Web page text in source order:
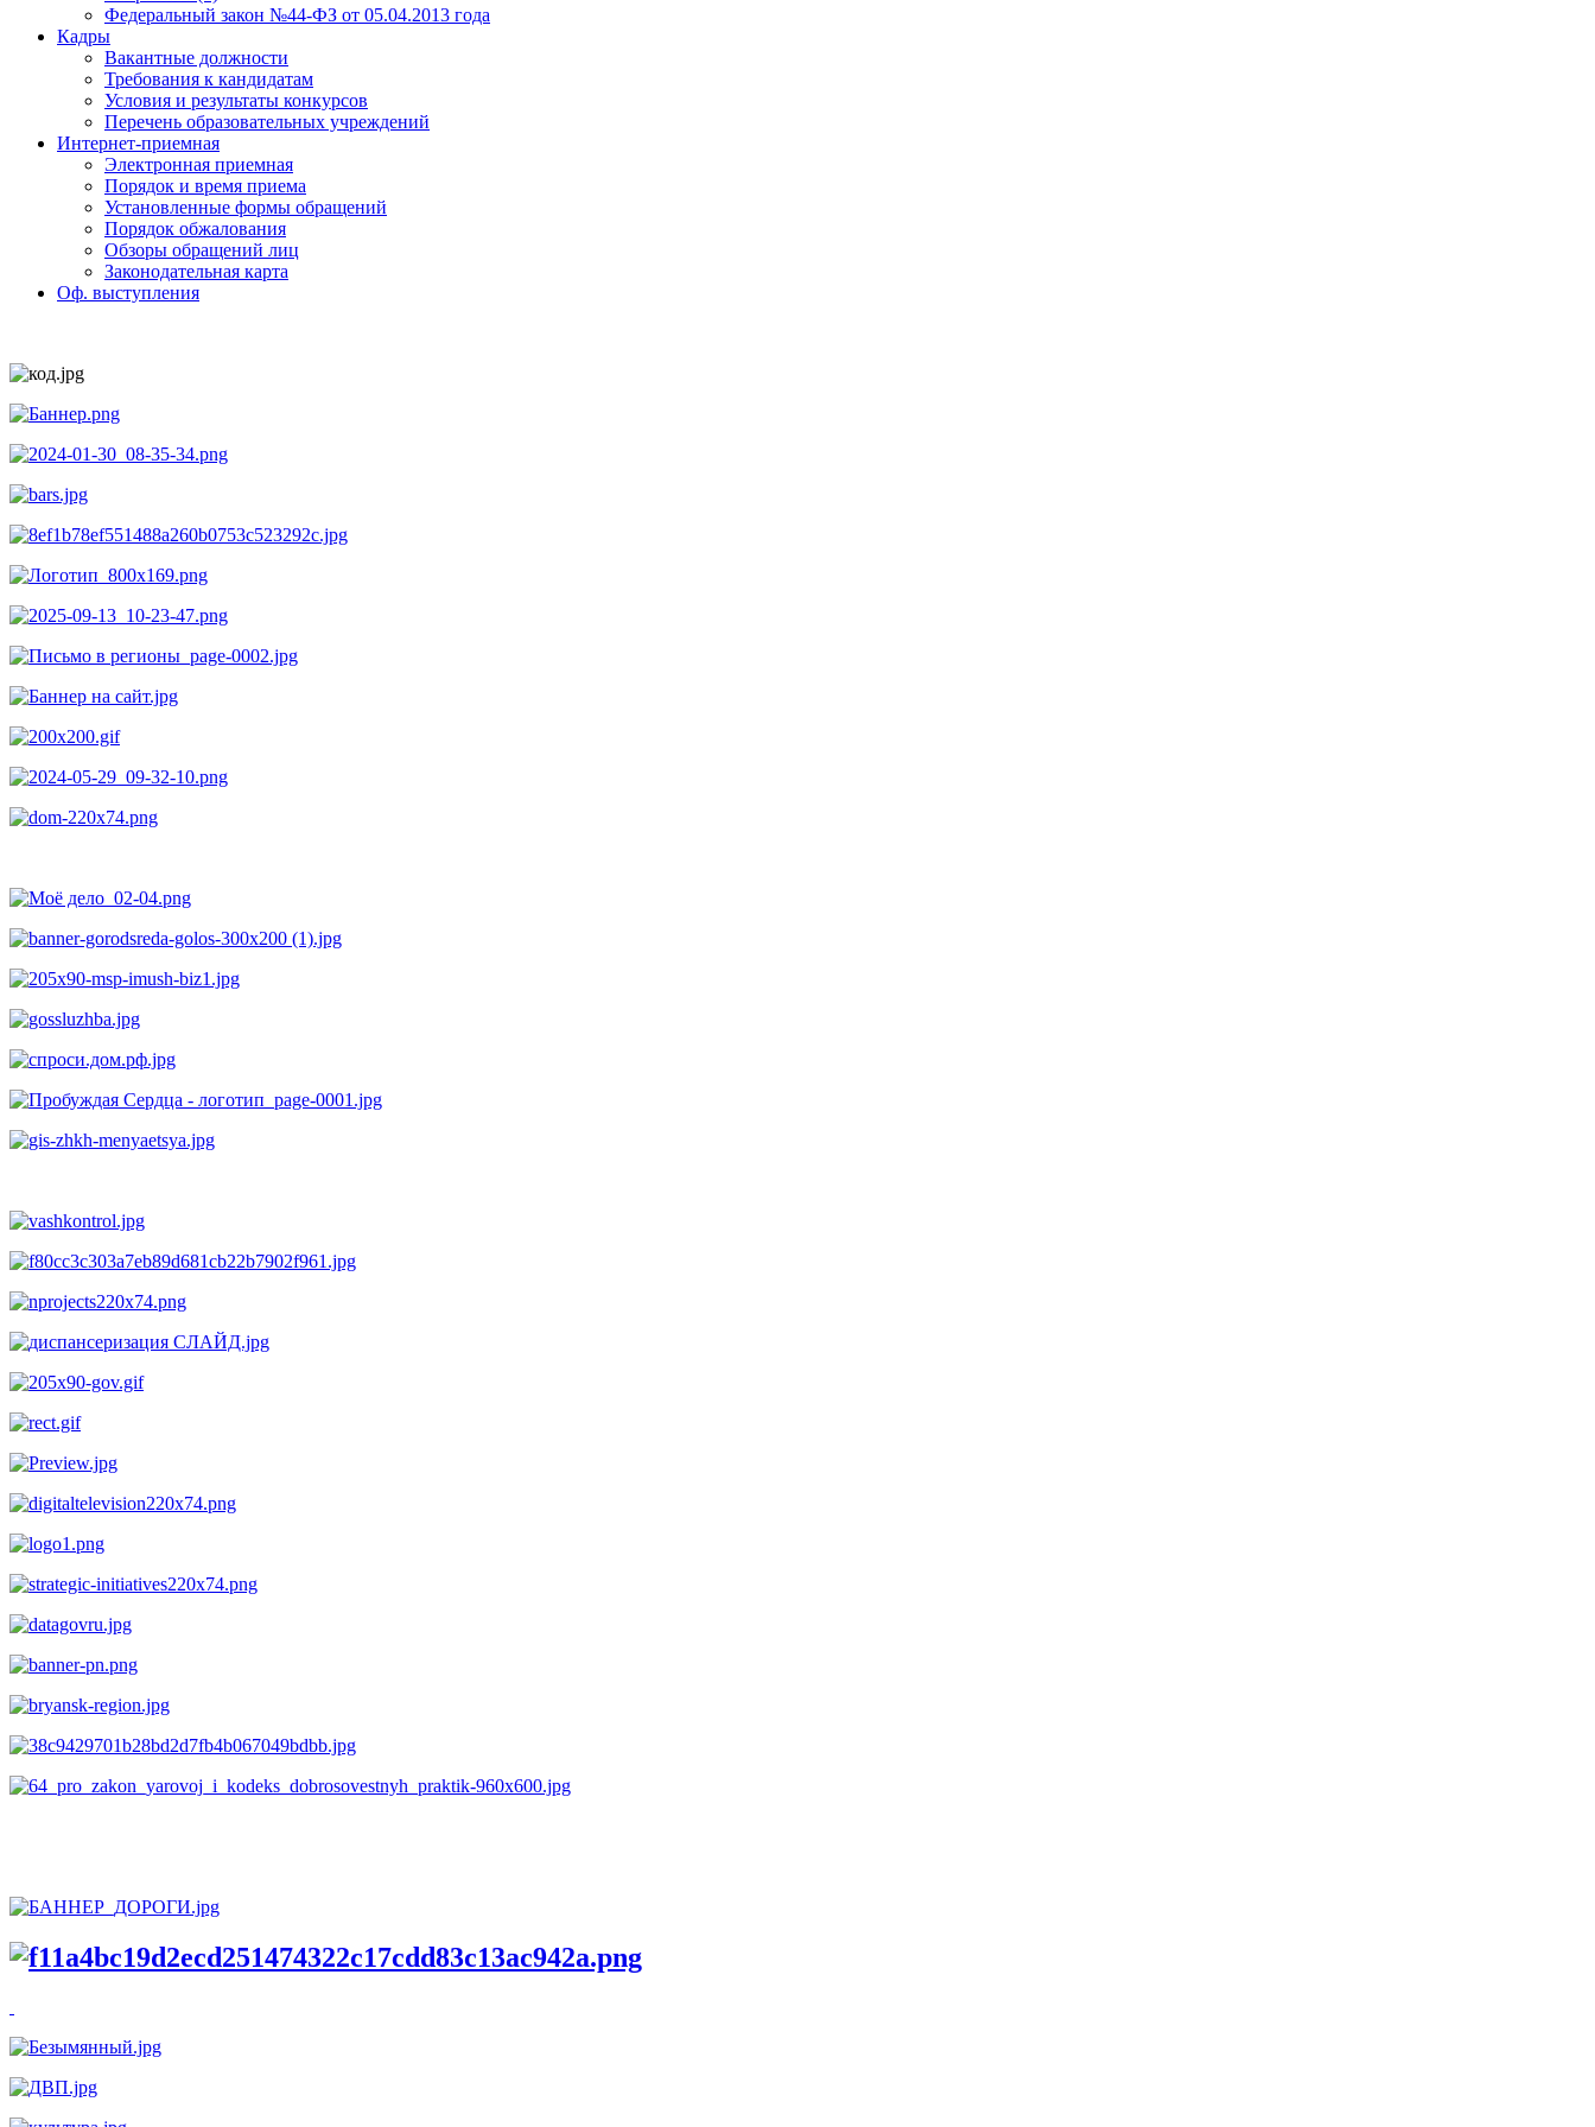
Федеральный закон №44-ФЗ от 05.04.2013 года
Кадры
Вакантные должности
Требования к кандидатам
Условия и результаты конкурсов
Перечень образовательных учреждений
Интернет-приемная
Электронная приемная
Порядок и время приема
Установленные формы обращений
Порядок обжалования
Обзоры обращений лиц
Законодательная карта
Оф. выступления